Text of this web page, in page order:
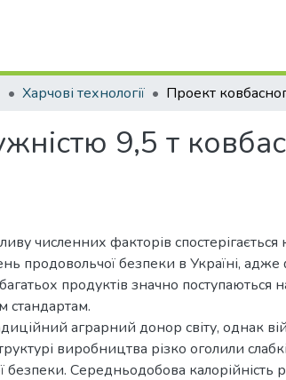
Харчові технології
9,5 т
численних факторів
продовольчої безпеки в Україні,
продуктів значно поступаються
стандартам.
аграрний донор світу, однак
виробництва різко оголили
безпеки. Середньодобова калорійність